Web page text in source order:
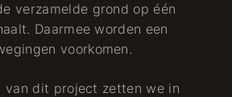
verzamelde grond op één
Daarmee worden een
voorkomen.
van dit project zetten we in